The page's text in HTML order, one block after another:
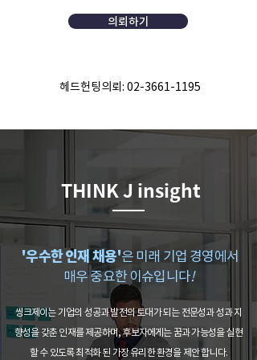
의뢰하기
헤드헌팅의뢰: 02-3661-1195
THINK J insight
'우수한 인재 채용'은 미래 기업 경영에서
매우 중요한 이슈입니다!
씽크제이는 기업의 성공과 발전의 토대가 되는 전문성과 성과 지
향성을 갖춘 인재를 제공하며, 후보자에게는 꿈과 가능성을 실현
할 수 있도록 최적화 된 가장 유리한 환경을 제안 합니다.